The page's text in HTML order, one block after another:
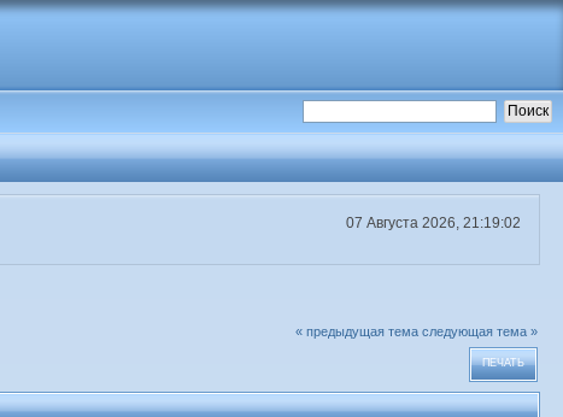
07 Августа 2026, 21:19:02
« предыдущая тема следующая тема »
ПЕЧАТЬ